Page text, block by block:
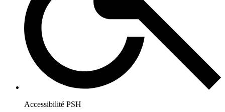
Accessibilité PSH